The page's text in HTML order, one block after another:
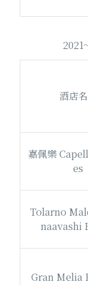
酒店
嘉佩樂
es
Tolarno
naavashi
Gran Melia